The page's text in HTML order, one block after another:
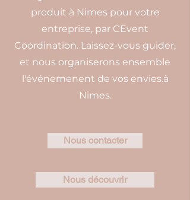
produit à Nimes pour votre
entreprise, par CEvent
Coordination. Laissez-vous guider,
et nous organiserons ensemble
l'événemenent de vos envies.à
Nimes.
Nous contacter
Nous découvrir